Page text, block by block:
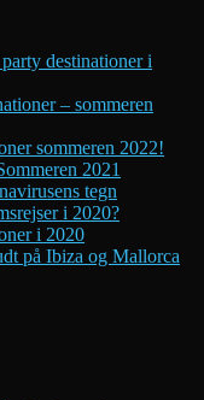
destinationer i
– sommeren
sommeren 2022!
2021
tegn
i 2020?
i 2020
på Ibiza og Mallorca